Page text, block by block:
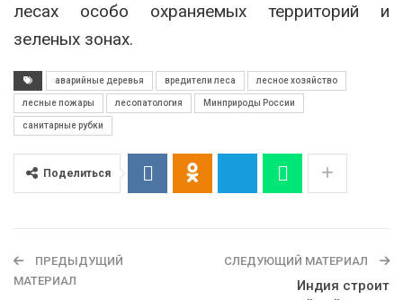
лесах особо охраняемых территорий и
зеленых зонах.
аварийные деревья вредители леса лесное хозяйство
лесные пожары лесопатология Минприроды России
санитарные рубки
Поделиться
ПРЕДЫДУЩИЙ
МАТЕРИАЛ
СЛЕДУЮЩИЙ МАТЕРИАЛ
Индия строит